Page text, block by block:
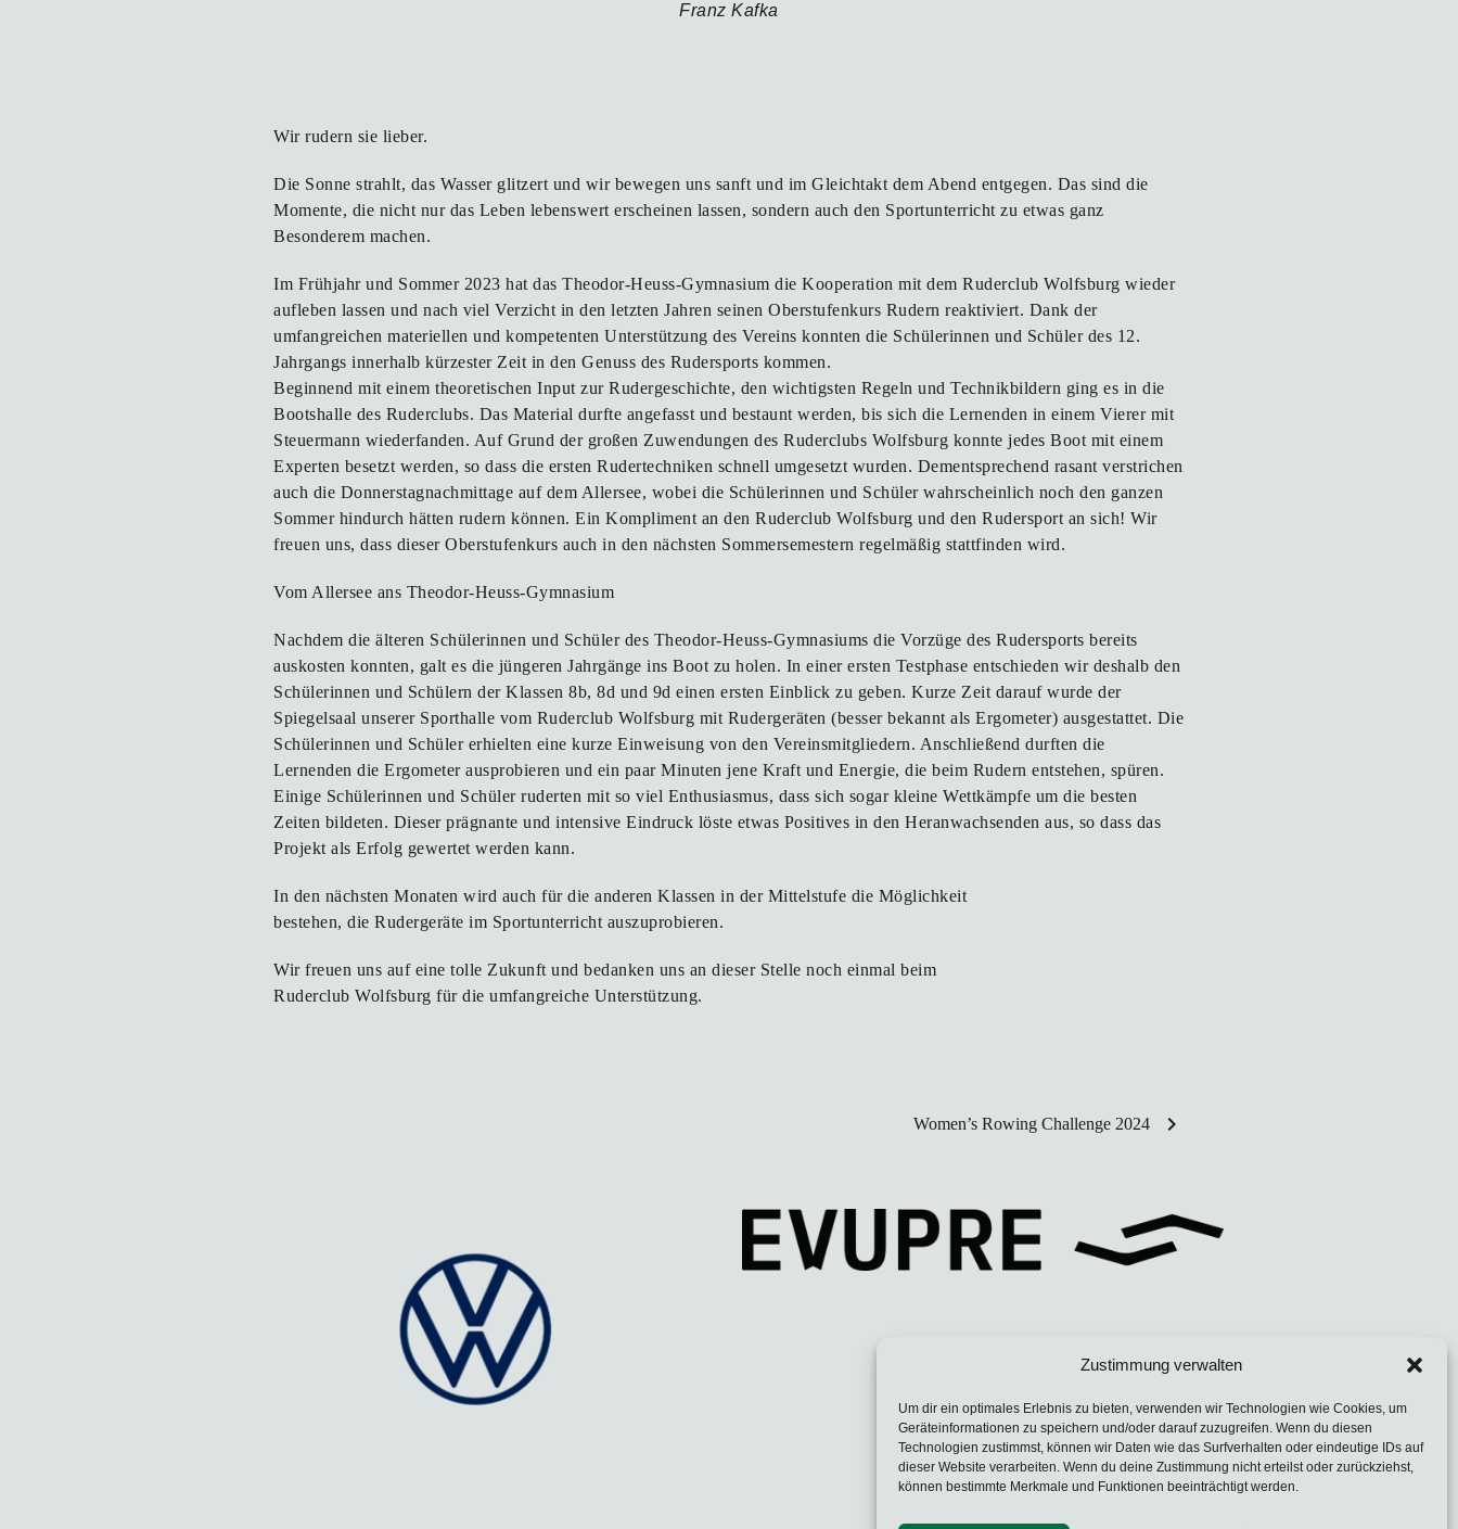
Zustimmung verwalten
Um dir ein optimales Erlebnis zu bieten, verwenden wir Technologien wie Cookies, um
Geräteinformationen zu speichern und/oder darauf zuzugreifen. Wenn du diesen
Technologien zustimmst, können wir Daten wie das Surfverhalten oder eindeutige IDs auf
dieser Website verarbeiten. Wenn du deine Zustimmung nicht erteilst oder zurückziehst,
können bestimmte Merkmale und Funktionen beeinträchtigt werden.
Franz Kafka
Wir rudern sie lieber.
Die Sonne strahlt, das Wasser glitzert und wir bewegen uns sanft und im Gleichtakt dem Abend entgegen. Das sind die
Momente, die nicht nur das Leben lebenswert erscheinen lassen, sondern auch den Sportunterricht zu etwas ganz
Besonderem machen.
Im Frühjahr und Sommer 2023 hat das Theodor-Heuss-Gymnasium die Kooperation mit dem Ruderclub Wolfsburg wieder
aufleben lassen und nach viel Verzicht in den letzten Jahren seinen Oberstufenkurs Rudern reaktiviert. Dank der
umfangreichen materiellen und kompetenten Unterstützung des Vereins konnten die Schülerinnen und Schüler des 12.
Jahrgangs innerhalb kürzester Zeit in den Genuss des Rudersports kommen.
Beginnend mit einem theoretischen Input zur Rudergeschichte, den wichtigsten Regeln und Technikbildern ging es in die
Bootshalle des Ruderclubs. Das Material durfte angefasst und bestaunt werden, bis sich die Lernenden in einem Vierer mit
Steuermann wiederfanden. Auf Grund der großen Zuwendungen des Ruderclubs Wolfsburg konnte jedes Boot mit einem
Experten besetzt werden, so dass die ersten Rudertechniken schnell umgesetzt wurden. Dementsprechend rasant verstrichen
auch die Donnerstagnachmittage auf dem Allersee, wobei die Schülerinnen und Schüler wahrscheinlich noch den ganzen
Sommer hindurch hätten rudern können. Ein Kompliment an den Ruderclub Wolfsburg und den Rudersport an sich! Wir
freuen uns, dass dieser Oberstufenkurs auch in den nächsten Sommersemestern regelmäßig stattfinden wird.
Vom Allersee ans Theodor-Heuss-Gymnasium
Nachdem die älteren Schülerinnen und Schüler des Theodor-Heuss-Gymnasiums die Vorzüge des Rudersports bereits
auskosten konnten, galt es die jüngeren Jahrgänge ins Boot zu holen. In einer ersten Testphase entschieden wir deshalb den
Schülerinnen und Schülern der Klassen 8b, 8d und 9d einen ersten Einblick zu geben. Kurze Zeit darauf wurde der
Spiegelsaal unserer Sporthalle vom Ruderclub Wolfsburg mit Rudergeräten (besser bekannt als Ergometer) ausgestattet. Die
Schülerinnen und Schüler erhielten eine kurze Einweisung von den Vereinsmitgliedern. Anschließend durften die
Lernenden die Ergometer ausprobieren und ein paar Minuten jene Kraft und Energie, die beim Rudern entstehen, spüren.
Einige Schülerinnen und Schüler ruderten mit so viel Enthusiasmus, dass sich sogar kleine Wettkämpfe um die besten
Zeiten bildeten. Dieser prägnante und intensive Eindruck löste etwas Positives in den Heranwachsenden aus, so dass das
Projekt als Erfolg gewertet werden kann.
In den nächsten Monaten wird auch für die anderen Klassen in der Mittelstufe die Möglichkeit
bestehen, die Rudergeräte im Sportunterricht auszuprobieren.
Wir freuen uns auf eine tolle Zukunft und bedanken uns an dieser Stelle noch einmal beim
Ruderclub Wolfsburg für die umfangreiche Unterstützung.
Women’s Rowing Challenge 2024 chevron_right